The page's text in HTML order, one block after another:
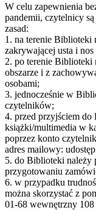
W celu zapewnienia
pandemii, czytelnicy
zasad:
1. na terenie Biblioteki
zakrywającej usta i
2. po terenie Biblioteki
obszarze i z
osobami;
3. jednocześnie w
czytelników;
4. przed przyjściem
książki/multimedia w
poprzez konto
adres mailowy:
5. do Biblioteki należy
przygotowaniu
6. w przypadku
można skorzystać z
01-68 wewnętrzny